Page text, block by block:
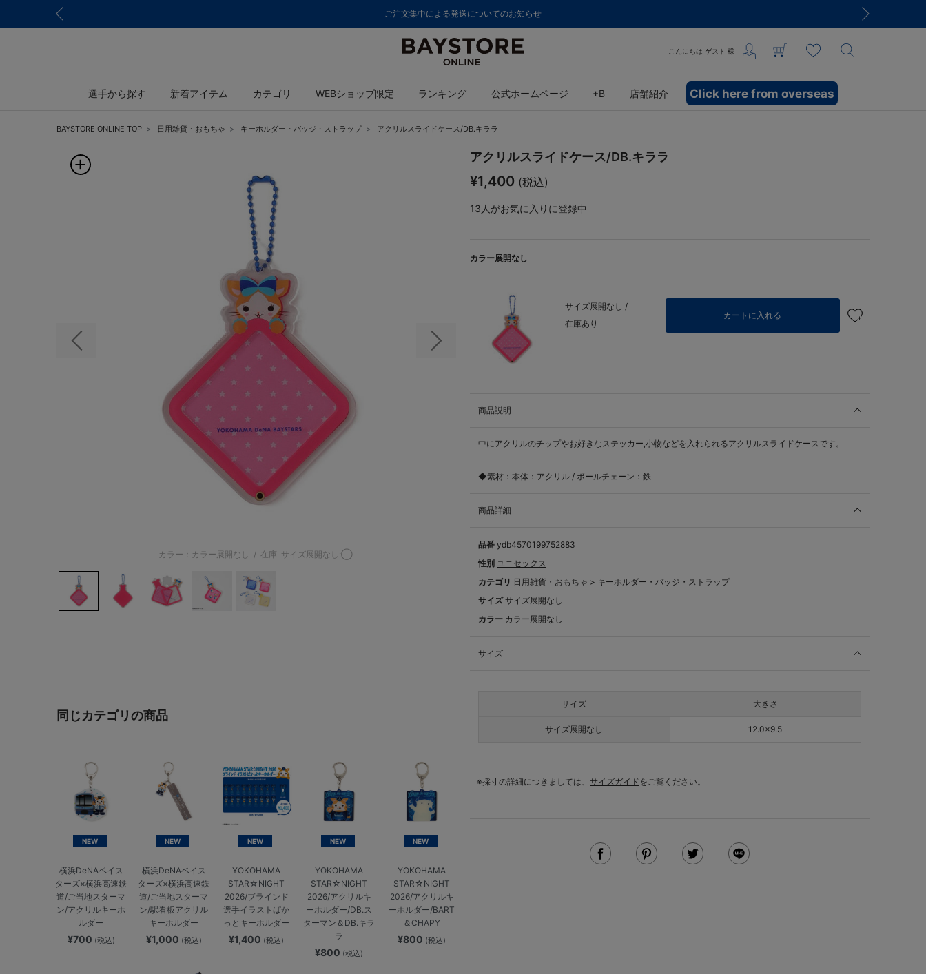
ご注文集中による発送についてのお知らせ
こんにちは ゲスト 様
選手から探す 新着アイテム カテゴリ WEBショップ限定 ランキング 公式ホームページ +B 店舗紹介 Click here from overseas
BAYSTORE ONLINE TOP 日用雑貨・おもちゃ キーホルダー・バッジ・ストラップ アクリルスライドケース/DB.キララ
前の画像 次の画像
カラー：カラー展開なし / 在庫 サイズ展開なし:◯
同じカテゴリの商品
NEW
横浜DeNAベイス
ターズ×横浜高速鉄
道/ご当地スターマ
ン/アクリルキーホ
ルダー
¥700 (税込)
NEW
横浜DeNAベイス
ターズ×横浜高速鉄
道/ご当地スターマ
ン/駅看板アクリル
キーホルダー
¥1,000 (税込)
NEW
YOKOHAMA
STAR☆NIGHT
2026/ブラインド
選手イラストぱか
っとキーホルダー
¥1,400 (税込)
NEW
YOKOHAMA
STAR☆NIGHT
2026/アクリルキ
ーホルダー/DB.ス
ターマン＆DB.キラ
ラ
¥800 (税込)
NEW
YOKOHAMA
STAR☆NIGHT
2026/アクリルキ
ーホルダー/BART
＆CHAPY
¥800 (税込)
アクリルスライドケース/DB.キララ
¥1,400 (税込)
13 人がお気に入りに登録中
カラー展開なし
サイズ展開なし /
在庫あり
カートに入れる
商品説明
中にアクリルのチップやお好きなステッカー,小物などを入れられるアクリルスライドケースです。
◆素材：本体：アクリル / ボールチェーン：鉄
商品詳細
品番 ydb4570199752883
性別 ユニセックス
カテゴリ 日用雑貨・おもちゃ > キーホルダー・バッジ・ストラップ
サイズ サイズ展開なし
カラー カラー展開なし
サイズ
サイズ 大きさ
サイズ展開なし 12.0×9.5
※採寸の詳細につきましては、 サイズガイドをご覧ください。